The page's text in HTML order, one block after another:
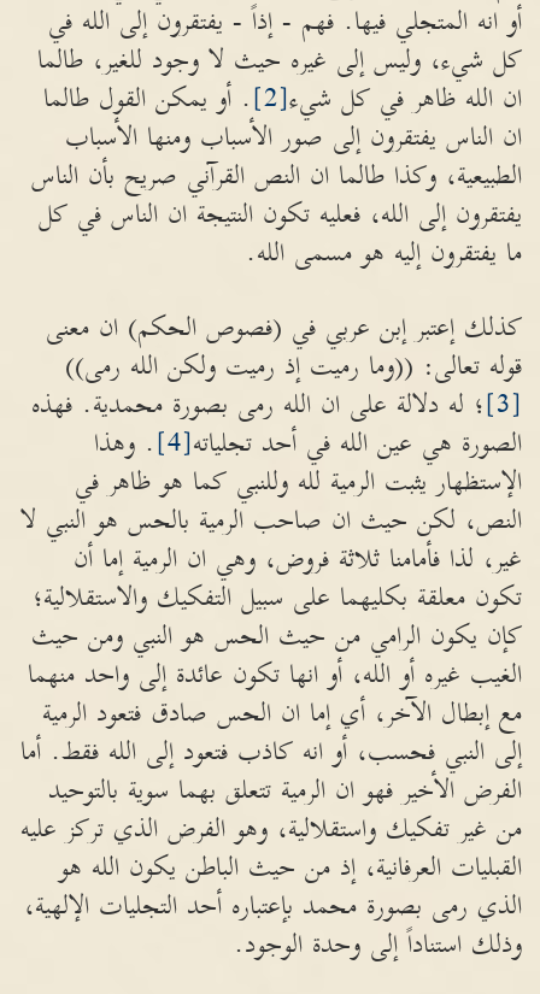
أو انه المتجلي فيها. فهم - إذاً - يفتقرون إلى الله في
كل شيء، وليس إلى غيره حيث لا وجود للغير، طالما
ان الله ظاهر في كل شيء[2]
. أو يمكن القول طالما
ان الناس يفتقرون إلى صور الأسباب ومنها الأسباب
الطبيعية، وكذا طالما ان النص القرآني صريح بأن الناس
يفتقرون إلى الله، فعليه تكون النتيجة ان الناس في كل
ما يفتقرون إليه هو مسمى الله.
كذلك إعتبر إبن عربي في (فصوص الحكم) ان معنى
قوله تعالى: ((وما رميت إذ رميت ولكن الله رمى))
[3]
؛ له دلالة على ان الله رمى بصورة محمدية. فهذه
الصورة هي عين الله في أحد تجلياته[4]
. وهذا
الإستظهار يثبت الرمية لله وللنبي كما هو ظاهر في
النص، لكن حيث ان صاحب الرمية بالحس هو النبي لا
غير، لذا فأمامنا ثلاثة فروض، وهي ان الرمية إما أن
تكون معلقة بكليهما على سبيل التفكيك والاستقلالية؛
كإن يكون الرامي من حيث الحس هو النبي ومن حيث
الغيب غيره أو الله، أو انها تكون عائدة إلى واحد منهما
مع إبطال الآخر، أي إما ان الحس صادق فتعود الرمية
إلى النبي فحسب، أو انه كاذب فتعود إلى الله فقط. أما
الفرض الأخير فهو ان الرمية تتعلق بهما سوية بالتوحيد
من غير تفكيك واستقلالية، وهو الفرض الذي تركز عليه
القبليات العرفانية، إذ من حيث الباطن يكون الله هو
الذي رمى بصورة محمد بإعتباره أحد التجليات الإلهية،
وذلك استناداً إلى وحدة الوجود.